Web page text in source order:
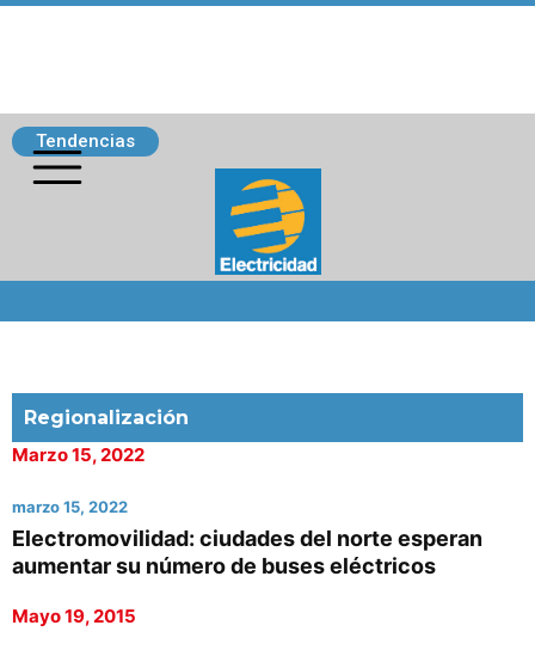
Tendencias
Regionalización
Marzo 15, 2022
marzo 15, 2022
Electromovilidad: ciudades del norte esperan
aumentar su número de buses eléctricos
Mayo 19, 2015